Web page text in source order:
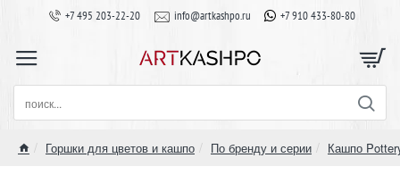
+7 495 203-22-20 info@artkashpo.ru +7 910 433-80-80
поиск...
Горшки для цветов и кашпо По бренду и серии Кашпо